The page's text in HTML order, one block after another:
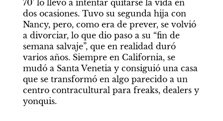
70’ lo llevó a intentar quitarse la vida en
dos ocasiones. Tuvo su segunda hija con
Nancy, pero, como era de prever, se volvió
a divorciar, lo que dio paso a su “fin de
semana salvaje”, que en realidad duró
varios años. Siempre en California, se
mudó a Santa Venetia y consiguió una casa
que se transformó en algo parecido a un
centro contracultural para freaks, dealers y
yonquis.